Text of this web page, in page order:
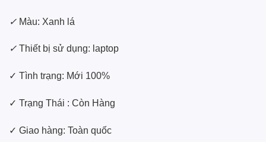
✓ Màu: Xanh lá
✓ Thiết bị sử dụng: laptop
✓ Tình trạng: Mới 100%
✓ Trạng Thái : Còn Hàng
✓ Giao hàng: Toàn quốc